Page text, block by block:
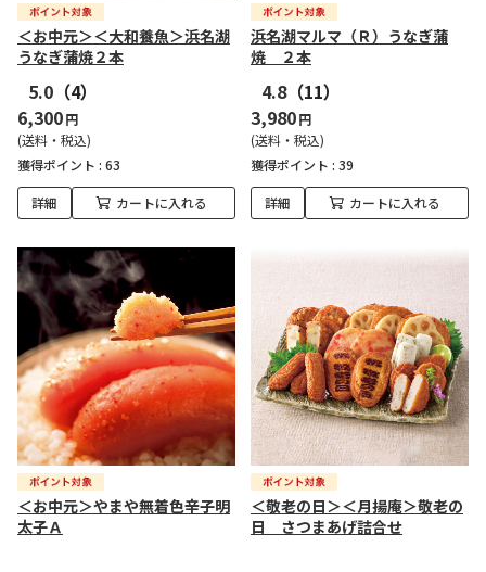
＜お中元＞＜大和養魚＞浜名湖
うなぎ蒲焼２本
5.0 （4）
6,300円
(送料・税込)
獲得ポイント : 63
詳細 カートに入れる
浜名湖マルマ（Ｒ）うなぎ蒲
焼 ２本
4.8（11）
3,980円
(送料・税込)
獲得ポイント : 39
詳細 カートに入れる
＜お中元＞やまや無着色辛子明
太子Ａ
＜敬老の日＞＜月揚庵＞敬老の
日 さつまあげ詰合せ